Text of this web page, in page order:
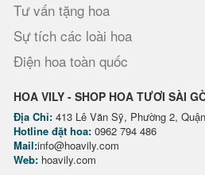
Tư vấn tặng hoa
Sự tích các loài hoa
Điện hoa toàn quốc
HOA VILY - SHOP HOA TƯƠI SÀI
Địa Chỉ: 413 Lê Văn Sỹ, Phường 2,
Hotline đặt hoa: 0962 794 486
Mail:info@hoavily.com
Web: hoavily.com